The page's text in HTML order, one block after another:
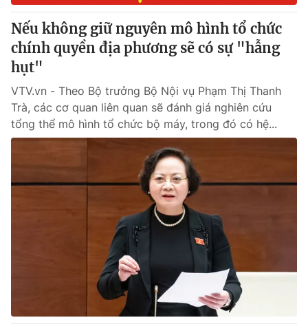
Chuyên mục khác
Emagazine Podcast
Photo
Video Shorts video
VTV Thể thao
Bất động sản
Tấm lòng Việt
Vươn mình bằng AI
VTV9 VTV8
Nếu không giữ nguyên mô hình tổ chức
chính quyền địa phương sẽ có sự "hẫng
hụt"
VTV.vn - Theo Bộ trưởng Bộ Nội vụ Phạm Thị Thanh
Trà, các cơ quan liên quan sẽ đánh giá nghiên cứu
tổng thể mô hình tổ chức bộ máy, trong đó có hệ...